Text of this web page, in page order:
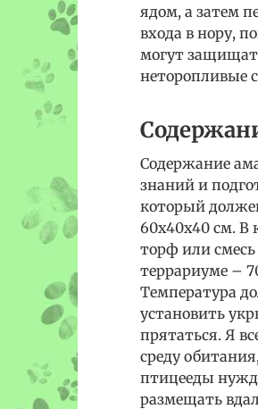
ядом, а затем
входа в нору,
могут
неторопливые
Содержание
знаний и
который
60x40x40 см. В
торф или
террариуме –
Температура
установить
прятаться. Я
среду
птицееды
размещать